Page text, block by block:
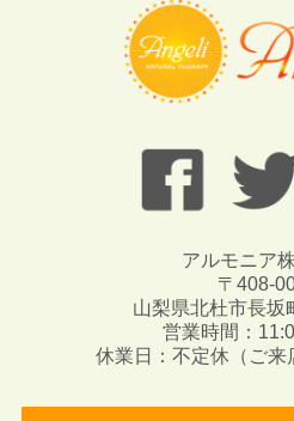
アルモニア
〒408-
山梨県北杜市長坂
営業時間：
休業日：不定休（ご来